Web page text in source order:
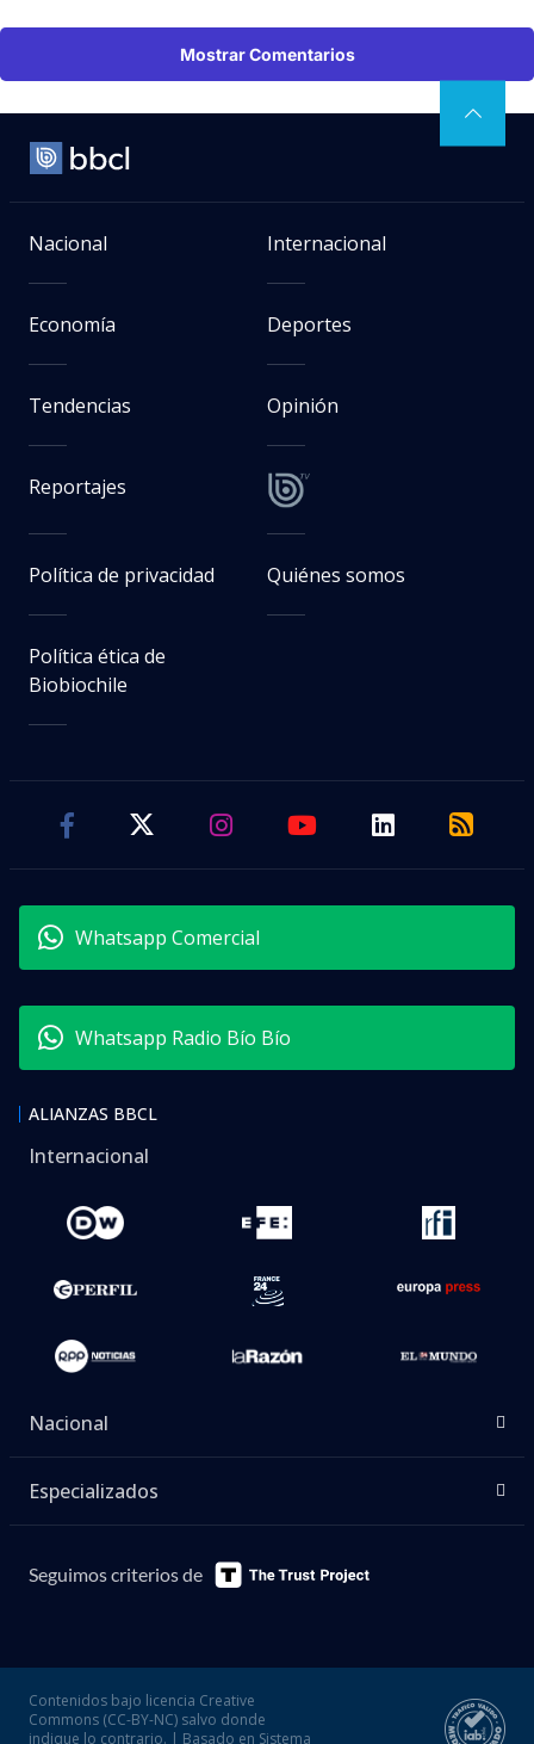
Mostrar Comentarios
Nacional Internacional
Economía Deportes
Tendencias Opinión
Reportajes
Política de privacidad Quiénes somos
Política ética de
Biobiochile
Whatsapp Comercial
Whatsapp Radio Bío Bío
ALIANZAS BBCL
Internacional
Nacional
Especializados
Seguimos criterios de
Contenidos bajo licencia Creative
Commons (CC-BY-NC) salvo donde
indique lo contrario. | Basado en Sistema